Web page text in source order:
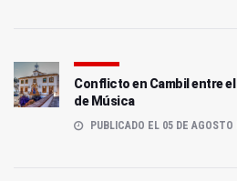
Conflicto en Cambil entre
de Música
PUBLICADO EL 05 DE AGOSTO